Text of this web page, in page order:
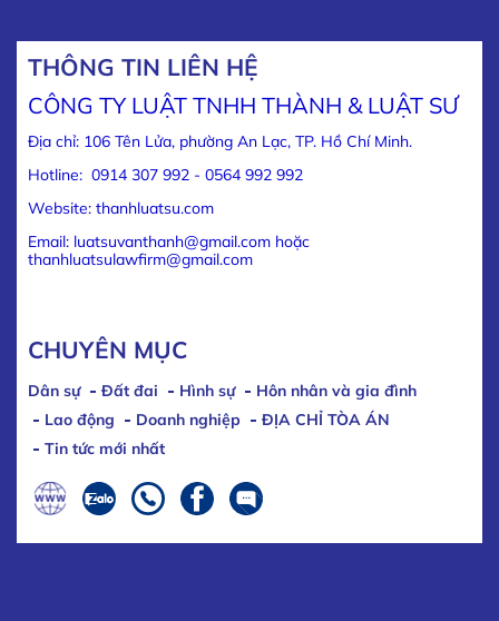
THÔNG TIN LIÊN HỆ
CÔNG TY LUẬT TNHH THÀNH & LUẬT SƯ
Địa chỉ: 106 Tên Lửa, phường An Lạc, TP. Hồ Chí Minh.
Hotline: 0914 307 992 - 0564 992 992
Website: thanhluatsu.com
Email: luatsuvanthanh@gmail.com hoặc
thanhluatsulawfirm@gmail.com
CHUYÊN MỤC
Dân sự Đất đai Hình sự
Hôn nhân và gia đình
Lao động
Doanh nghiệp
ĐỊA CHỈ TÒA ÁN
Tin tức mới nhất